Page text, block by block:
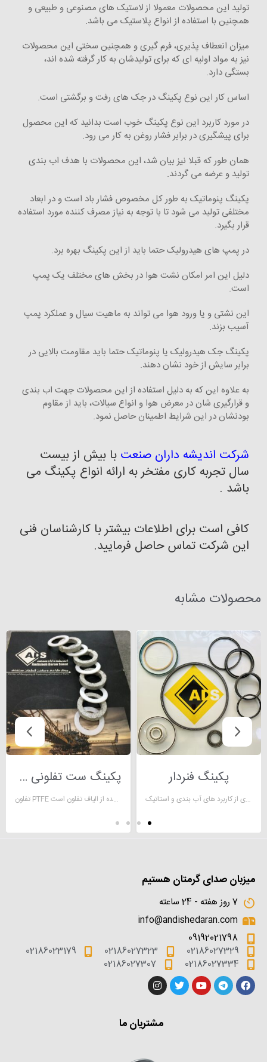
تولید این محصولات معمولا از لاستیک های مصنوعی و طبیعی و
همچنین با استفاده از انواع پلاستیک می باشد.
میزان انعطاف پذیری، فرم گیری و همچنین سختی این محصولات
نیز به مواد اولیه ای که برای تولیدشان به کار گرفته شده اند،
بستگی دارد.
اساس کار این نوع پکینگ در جک های رفت و برگشتی است.
در مورد کاربرد این نوع پکینگ خوب است بدانید که این محصول
برای پیشگیری در برابر فشار روغن به کار می رود.
همان طور که قبلا نیز بیان شد، این محصولات با هدف اب بندی
تولید و عرضه می گردند.
پکینگ پنوماتیک به طور کل مخصوص فشار باد است و در ابعاد
مختلفی تولید می شود تا با توجه به نیاز مصرف کننده مورد استفاده
قرار بگیرد.
در پمپ های هیدرولیک حتما باید از این پکینگ بهره برد.
دلیل این امر امکان نشت هوا در بخش های مختلف یک پمپ
است.
این نشتی و یا ورود هوا می تواند به ماهیت سیال و عملکرد پمپ
آسیب بزند.
پکینگ جک هیدرولیک یا پنوماتیک حتما باید مقاومت بالایی در
برابر سایش از خود نشان دهند.
به علاوه این که به دلیل استفاده از این محصولات جهت اب بندی
و قرارگیری شان در معرض هوا و انواع سیالات، باید از مقاوم
بودنشان در این شرایط اطمینان حاصل نمود.
شرکت اندیشه داران صنعت با بیش از بیست
سال تجربه کاری مفتخر به ارائه انواع پکینگ می
باشد .
کافی است برای اطلاعات بیشتر با کارشناسان فنی
این شرکت تماس حاصل فرمایید.
محصولات مشابه
پکینگ فنردار
پکینگ فنردار ضروری برای طیف گسترده ای از کاربرد های آب بندی و استاتیک
پکینگ ست تفلونی هموژن HST
تفلون PTFE پکینگ بافته شده از الیاف تفلون است.
میزبان صدای گرمتان هستیم
7 روز هفته - 24 ساعته
info@andishedaran.com
09192021798
02186027329
02186027323
02186023179
02186027334
02186027307
مشتریان ما